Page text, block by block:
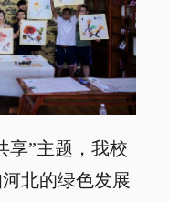
享”主题，我校
北的绿色发展